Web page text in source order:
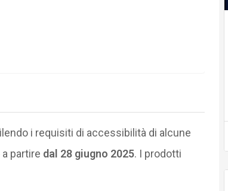
i requisiti di accessibilità di alcune
partire dal 28 giugno 2025. I prodotti